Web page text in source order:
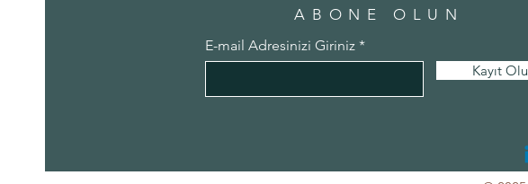
ABONE OLUN
E-mail Adresinizi Giriniz
Kayıt